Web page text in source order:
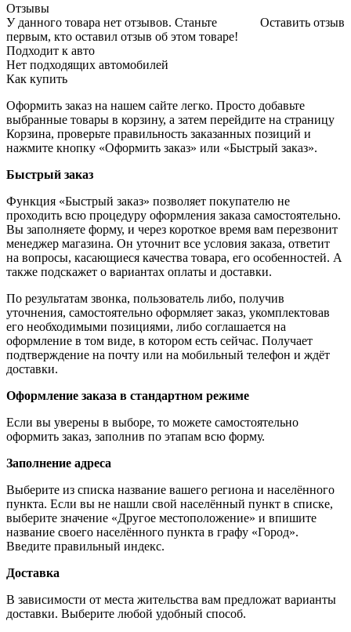
Отзывы
Оставить отзыв
У данного товара нет отзывов. Станьте
первым, кто оставил отзыв об этом товаре!
Подходит к авто
Нет подходящих автомобилей
Как купить
Оформить заказ на нашем сайте легко. Просто добавьте
выбранные товары в корзину, а затем перейдите на страницу
Корзина, проверьте правильность заказанных позиций и
нажмите кнопку «Оформить заказ» или «Быстрый заказ».
Быстрый заказ
Функция «Быстрый заказ» позволяет покупателю не
проходить всю процедуру оформления заказа самостоятельно.
Вы заполняете форму, и через короткое время вам перезвонит
менеджер магазина. Он уточнит все условия заказа, ответит
на вопросы, касающиеся качества товара, его особенностей. А
также подскажет о вариантах оплаты и доставки.
По результатам звонка, пользователь либо, получив
уточнения, самостоятельно оформляет заказ, укомплектовав
его необходимыми позициями, либо соглашается на
оформление в том виде, в котором есть сейчас. Получает
подтверждение на почту или на мобильный телефон и ждёт
доставки.
Оформление заказа в стандартном режиме
Если вы уверены в выборе, то можете самостоятельно
оформить заказ, заполнив по этапам всю форму.
Заполнение адреса
Выберите из списка название вашего региона и населённого
пункта. Если вы не нашли свой населённый пункт в списке,
выберите значение «Другое местоположение» и впишите
название своего населённого пункта в графу «Город».
Введите правильный индекс.
Доставка
В зависимости от места жительства вам предложат варианты
доставки. Выберите любой удобный способ.